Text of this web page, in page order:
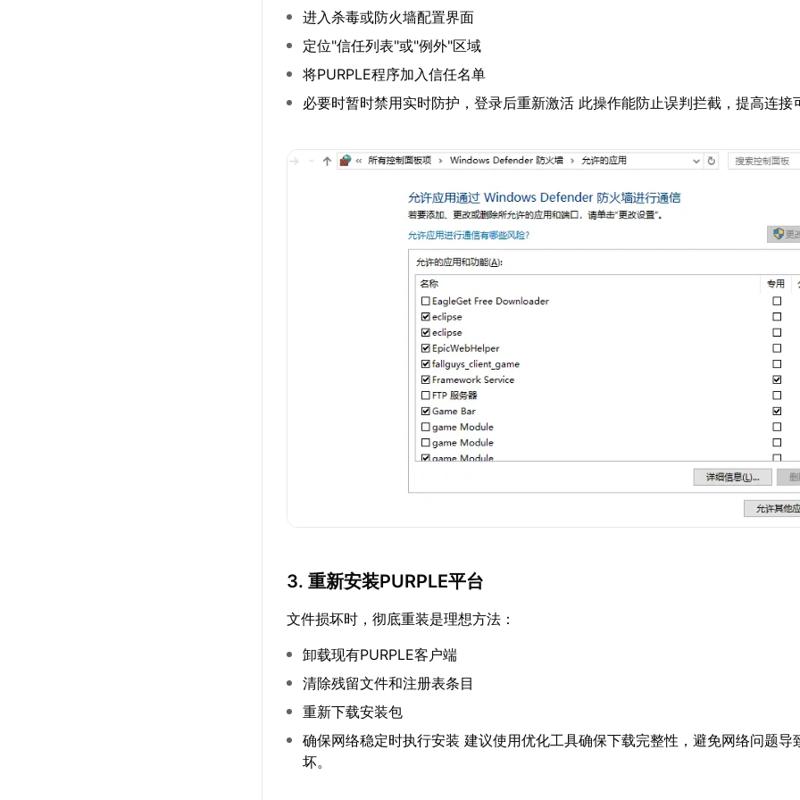
进入杀毒或防火墙配置界面
定位"信任列表"或"例外"区域
将PURPLE程序加入信任名单
必要时暂时禁用实时防护，登录后重新激活 此操作能防止误判拦截，提高连接
3. 重新安装PURPLE平台
文件损坏时，彻底重装是理想方法：
卸载现有PURPLE客户端
清除残留文件和注册表条目
重新下载安装包
确保网络稳定时执行安装 建议使用优化工具确保下载完整性，避免网络问题导
坏。